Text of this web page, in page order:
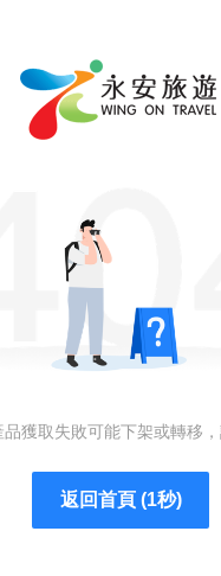
獲取失敗可能下架或轉移
返回首頁 (1秒)